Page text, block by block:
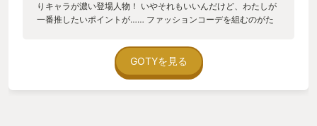
わせって半信半疑でしたけど、これが意外と美味しいんです
よ。ＡＺさんにもぜひ食べて貰いたかったなぁ。 ……フラエッ
ＡＺさんは安心してくださいね。悪いやつがいたら、はめつの
ひかりを撃っちゃいますから。ね、フラエッテ。 そういえば、
センパイも近いうちにＡＺさんに会いに来たいっていってまし
たよ？ 楽しみにしていてくださいね。 ――それじゃ、また！
りキャラが濃い登場人物！ いやそれもいいんだけど、わたしが
一番推したいポイントが…… ファッションコーデを組むのがた
ったので、現代の私服でコーデが組めるのは剣盾ぶり。 ストー
リーのチャプターが切り替わるたびにコーデを変えて楽しんで
ます。 M次元ラッシュのときはどんなコーデで冒険しようか
GOTYを見る